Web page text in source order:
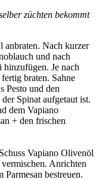
züchten bekommt
anbraten. Nach kurzer
und nach
Je nach
braten. Sahne
Pesto und den
Spinat aufgetaut ist.
dem Vapiano
+ den frischen
Vapiano Olivenöl
Anrichten
bestreuen.